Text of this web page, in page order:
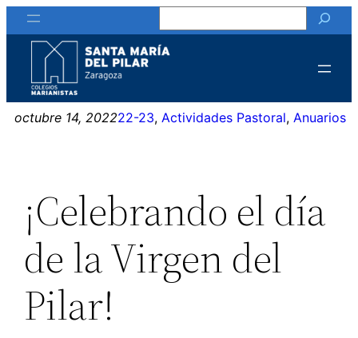
Saltar
al
contenido
octubre 14, 202222-23, Actividades Pastoral, Anuarios
¡Celebrando el día
de la Virgen del
Pilar!